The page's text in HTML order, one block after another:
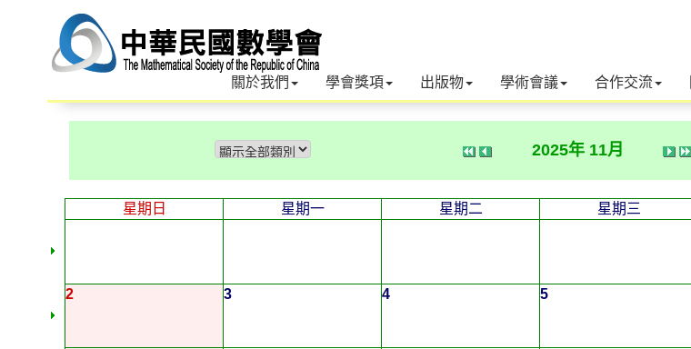
關於我們 學會獎項 出版物 學術會議 合作交流
2025年 11月
星期日 星期一 星期二 星期三
2 3 4 5